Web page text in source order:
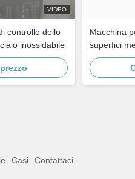
VIDEO
controllo dello
inossidabile
Macchina
superfici
rubinetti
acciaio
Casi Contattaci